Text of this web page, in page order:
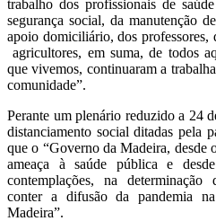
trabalho dos profissionais de
segurança social, da manutenção
apoio domiciliário, dos professores,
agricultores, em suma, de todos
que vivemos, continuaram a
comunidade”.
Perante um plenário reduzido a 24
distanciamento social ditadas pela
que o “Governo da Madeira, desde
ameaça à saúde pública e
contemplações, na
conter a difusão da pandemia
Madeira”.